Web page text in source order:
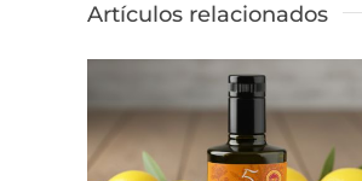
Artículos relacionados